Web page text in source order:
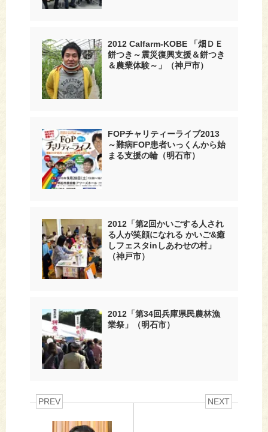
2012 Calfarm-KOBE 「畑ＤＥ
餅つき～震災復興支援＆餅つき
＆農業体験～」（神戸市）
FOPチャリティーライブ2013
～難病FOP患者いっくんから始
まる支援の輪（明石市）
2012「第2回かいごする人され
る人が笑顔になれる かいご&癒
しフェスタinしあわせの村」
（神戸市）
2012「第34回兵庫県民農林漁
業祭」（明石市）
PREV NEXT